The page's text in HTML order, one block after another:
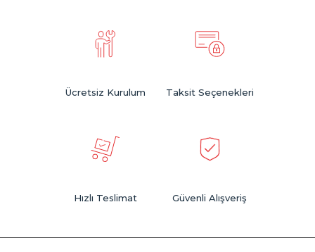
Ücretsiz Kurulum Taksit Seçenekleri
Hızlı Teslimat Güvenli Alışveriş